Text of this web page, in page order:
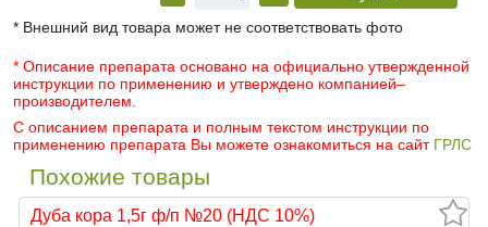
* Внешний вид товара может не соответствовать фото
* Описание препарата основано на официально утвержденной
инструкции по применению и утверждено компанией–
производителем.
С описанием препарата и полным текстом инструкции по
применению препарата Вы можете ознакомиться на сайт ГРЛС
Похожие товары
Дуба кора 1,5г ф/п №20 (НДС 10%)